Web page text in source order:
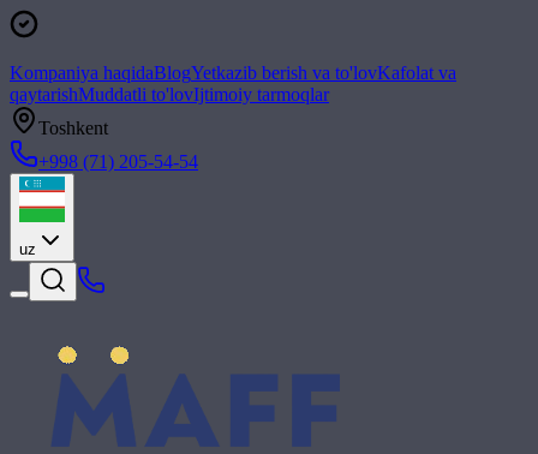
Kompaniya haqidaBlogYetkazib berish va to'lovKafolat va
qaytarishMuddatli to'lovIjtimoiy tarmoqlar
Toshkent
+998 (71) 205-54-54
uz